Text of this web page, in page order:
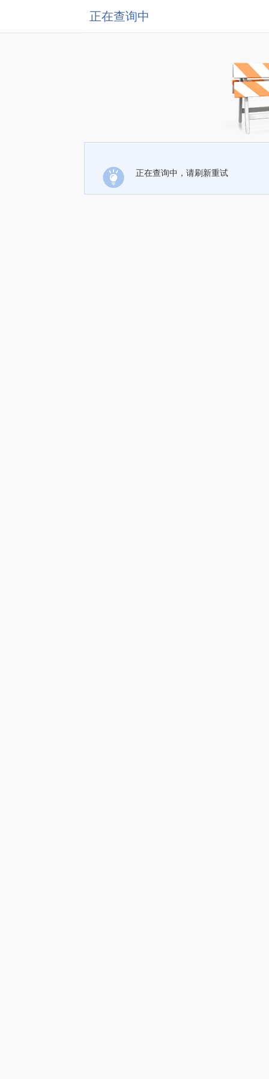
正在查询中
正在查询中，请刷新重试